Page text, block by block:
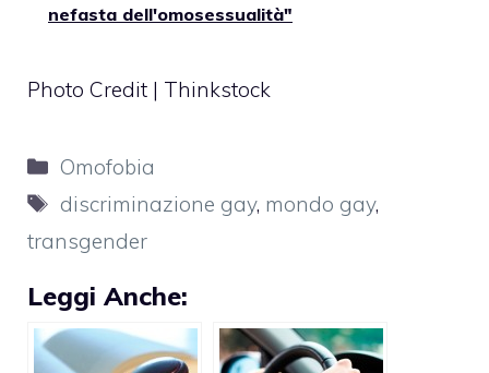
nefasta dell'omosessualità"
Photo Credit | Thinkstock
Categorie
Omofobia
Tag
discriminazione gay, mondo gay,
transgender
Leggi Anche: